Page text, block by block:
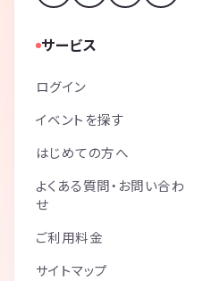
サービス
ログイン
イベントを探す
はじめての方へ
よくある質問・お問い合わ
せ
ご利用料金
サイトマップ